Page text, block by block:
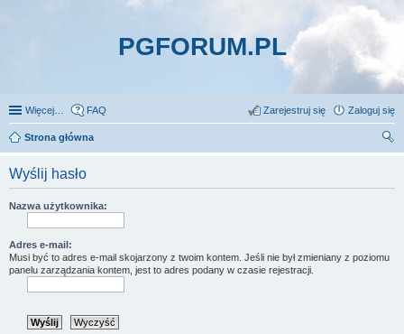
PGFORUM.PL
Więcej… FAQ Zaloguj się
Zarejestruj się
Strona główna
Wyślij hasło
Nazwa użytkownika:
Adres e-mail:
Musi być to adres e-mail skojarzony z twoim kontem. Jeśli nie był zmieniany z poziomu
panelu zarządzania kontem, jest to adres podany w czasie rejestracji.